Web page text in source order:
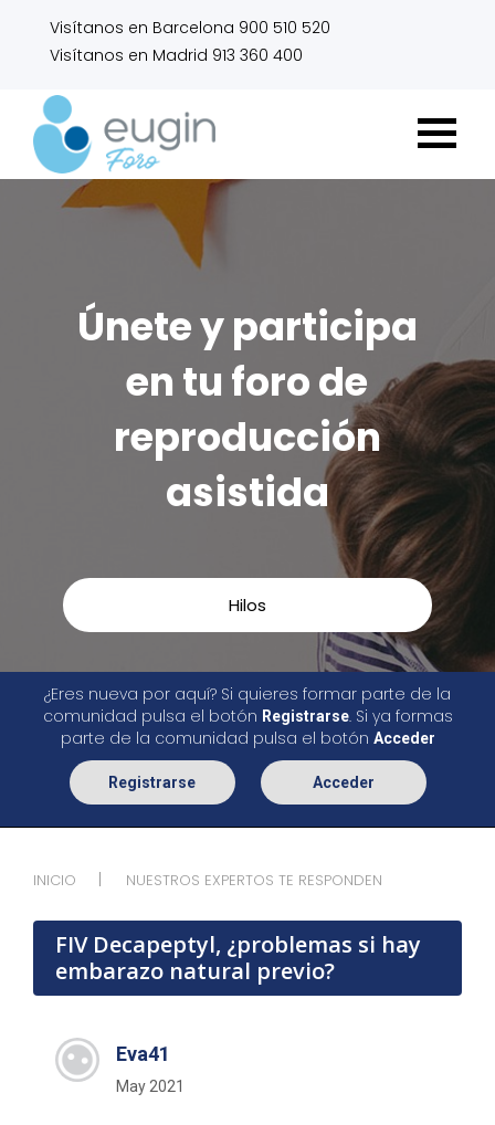
Visítanos en Barcelona 900 510 520
Visítanos en Madrid 913 360 400
Únete y participa
en tu foro de
reproducción
asistida
Hilos
¿Eres nueva por aquí? Si quieres formar parte de la
comunidad pulsa el botón Registrarse. Si ya formas
parte de la comunidad pulsa el botón Acceder
Registrarse Acceder
INICIO NUESTROS EXPERTOS TE RESPONDEN
FIV Decapeptyl, ¿problemas si hay
embarazo natural previo?
Eva41
May 2021